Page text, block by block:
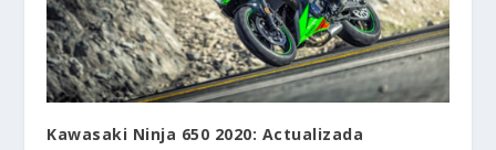
Kawasaki Ninja 650 2020: Actualizada